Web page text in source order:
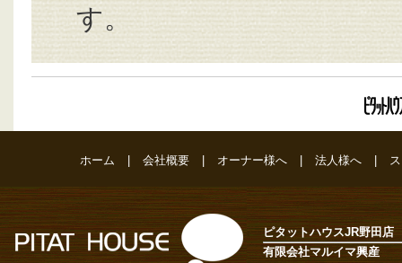
す。
ホーム 会社概要 オーナー様へ 法人様へ
ピタットハウスJR野田店
有限会社マルイマ興産